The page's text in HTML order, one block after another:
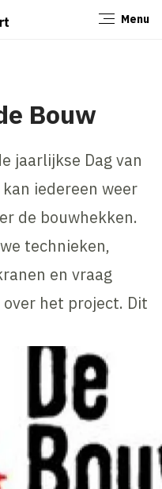
Menu
Bouw
jaarlijkse Dag van
iedereen weer
de bouwhekken.
technieken,
en vraag
het project. Dit
Sluiten